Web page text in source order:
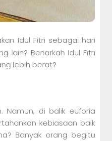
Idul Fitri sebagai hari
lain? Benarkah Idul Fitri
lebih berat?
Namun, di balik euforia
kebiasaan baik
Banyak orang begitu